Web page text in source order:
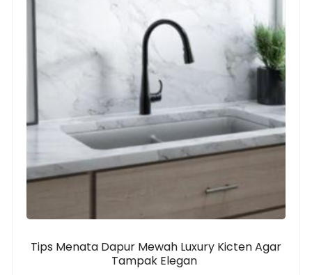
Tips Menata Dapur Mewah Luxury Kicten Agar
Tampak Elegan